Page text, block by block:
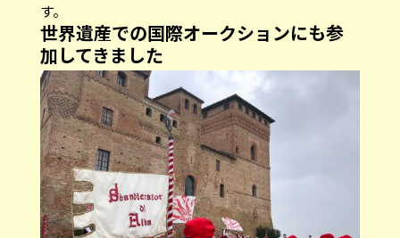
す。
世界遺産での国際オークションにも参
加してきました